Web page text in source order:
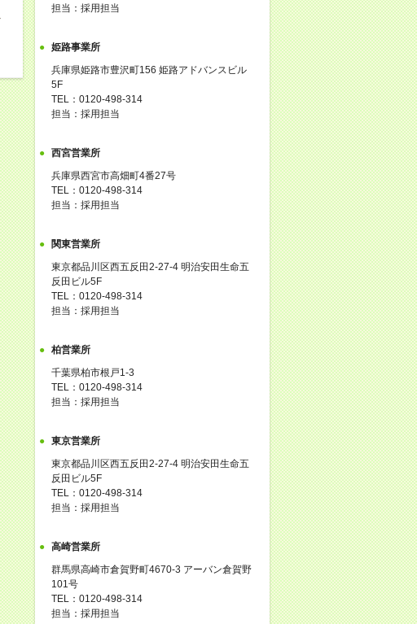
担当：採用担当
姫路事業所
兵庫県姫路市豊沢町156 姫路アドバンスビル
5F
TEL：0120-498-314
担当：採用担当
西宮営業所
兵庫県西宮市高畑町4番27号
TEL：0120-498-314
担当：採用担当
関東営業所
東京都品川区西五反田2-27-4 明治安田生命五
反田ビル5F
TEL：0120-498-314
担当：採用担当
柏営業所
千葉県柏市根戸1-3
TEL：0120-498-314
担当：採用担当
東京営業所
東京都品川区西五反田2-27-4 明治安田生命五
反田ビル5F
TEL：0120-498-314
担当：採用担当
高崎営業所
群馬県高崎市倉賀野町4670-3 アーバン倉賀野
101号
TEL：0120-498-314
担当：採用担当